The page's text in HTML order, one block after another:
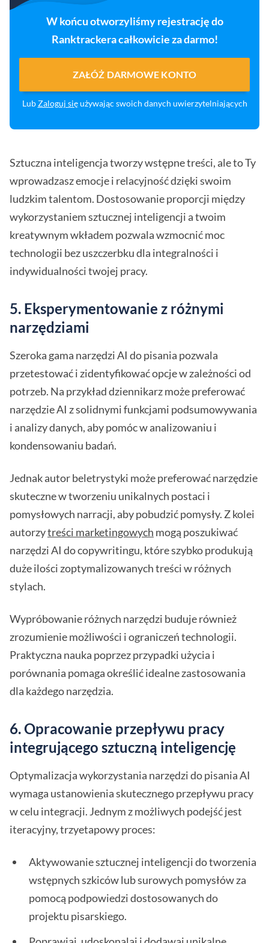
W końcu otworzyliśmy rejestrację do
Ranktrackera całkowicie za darmo!
ZAŁÓŻ DARMOWE KONTO
LubZaloguj sięużywając swoich danych uwierzytelniających
Sztuczna inteligencja tworzy wstępne treści, ale to Ty
wprowadzasz emocje i relacyjność dzięki swoim
ludzkim talentom. Dostosowanie proporcji między
wykorzystaniem sztucznej inteligencji a twoim
kreatywnym wkładem pozwala wzmocnić moc
technologii bez uszczerbku dla integralności i
indywidualności twojej pracy.
5. Eksperymentowanie z różnymi
narzędziami
Szeroka gama narzędzi AI do pisania pozwala
przetestować i zidentyfikować opcje w zależności od
potrzeb. Na przykład dziennikarz może preferować
narzędzie AI z solidnymi funkcjami podsumowywania
i analizy danych, aby pomóc w analizowaniu i
kondensowaniu badań.
Jednak autor beletrystyki może preferować narzędzie
skuteczne w tworzeniu unikalnych postaci i
pomysłowych narracji, aby pobudzić pomysły. Z kolei
autorzytreści marketingowych mogą poszukiwać
narzędzi AI do copywritingu, które szybko produkują
duże ilości zoptymalizowanych treści w różnych
stylach.
Wypróbowanie różnych narzędzi buduje również
zrozumienie możliwości i ograniczeń technologii.
Praktyczna nauka poprzez przypadki użycia i
porównania pomaga określić idealne zastosowania
dla każdego narzędzia.
6.Opracowanie przepływu pracy
integrującego sztuczną inteligencję
Optymalizacja wykorzystania narzędzi do pisania AI
wymaga ustanowienia skutecznego przepływu pracy
w celu integracji. Jednym z możliwych podejść jest
iteracyjny, trzyetapowy proces:
Aktywowanie sztucznej inteligencji do tworzenia
wstępnych szkiców lub surowych pomysłów za
pomocą podpowiedzi dostosowanych do
projektu pisarskiego.